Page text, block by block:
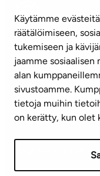
Käytämme
räätälöimiseen,
tukemiseen ja
jaamme sosiaalisen
alan
sivustoamme.
tietoja muihin
on kerätty, kun olet
info@ta.fi
Tilaa uutiskirje